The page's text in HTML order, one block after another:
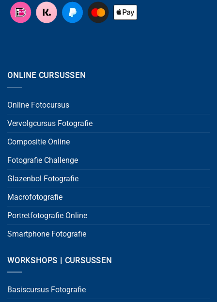
ONLINE CURSUSSEN
Online Fotocursus
Vervolgcursus Fotografie
Compositie Online
Fotografie Challenge
Glazenbol Fotografie
Macrofotografie
Portretfotografie Online
Smartphone Fotografie
WORKSHOPS | CURSUSSEN
Basiscursus Fotografie